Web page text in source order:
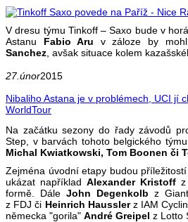
V dresu týmu Tinkoff – Saxo bude v
Astanu Fabio Aru v záloze by
Sanchez , avšak situace kolem
27.únor2015
Nibaliho Astana je v problémech, UCI jí
WorldTour
Na začátku sezony do řady závodů
Step, v barvách tohoto belgického
Michal Kwiatkowski, Tom Boonen či
Zejména úvodní etapy budou
ukázat napříkladAlexander Kristoff
formě. Dále John Degenkolb z
z FDJ či Heinrich Hausslerz IAM
německa "gorila" André Greipel z Lotto